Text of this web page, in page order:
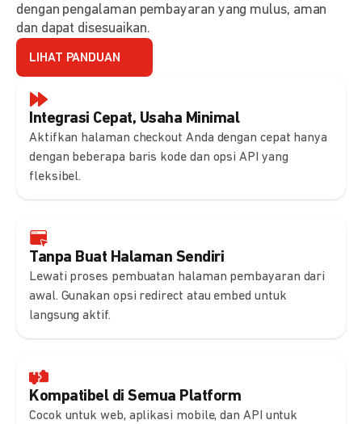
Integrasi Cepat, Usaha Minimal
Aktifkan halaman checkout Anda dengan cepat hanya
dengan beberapa baris kode dan opsi API yang
fleksibel.
Tanpa Buat Halaman Sendiri
Lewati proses pembuatan halaman pembayaran dari
awal. Gunakan opsi redirect atau embed untuk
langsung aktif.
Kompatibel di Semua Platform
Cocok untuk web, aplikasi mobile, dan API untuk
dengan pengalaman pembayaran yang mulus, aman
dan dapat disesuaikan.
LIHAT PANDUAN